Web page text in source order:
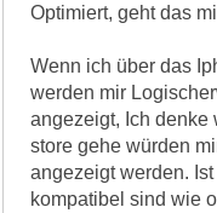
Optimiert, geht das
Wenn ich über das
werden mir
angezeigt, Ich denke
store gehe würden
angezeigt werden.
kompatibel sind wie